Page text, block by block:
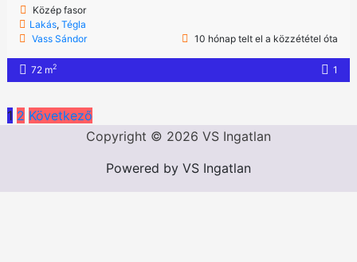
Közép fasor
Lakás, Tégla
Vass Sándor
10 hónap telt el a közzététel óta
72 m2 1
1 2 Következő
Copyright © 2026 VS Ingatlan
Powered by VS Ingatlan